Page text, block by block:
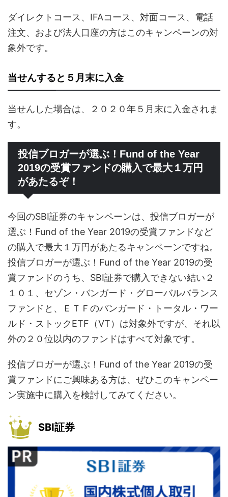
ダイレクトコース、IFAコース、対面コース、電話
注文、および法人口座の方はこのキャンペーンの対
象外です。
当せんすると５月末に入金
当せんした場合は、２０２０年５月末に入金されま
す。
投信ブロガーが選ぶ！Fund of the Year
2019の受賞ファンドの購入で最大１万円
があたるぞ！
今回のSBI証券のキャンペーンは、投信ブロガーが
選ぶ！Fund of the Year 2019の受賞ファンドなど
の購入で最大１万円があたるキャンペーンですね。
投信ブロガーが選ぶ！Fund of the Year 2019の受
賞ファンドのうち、SBI証券で購入できない結い２
１０１、セゾン・バンガード・グローバルバランス
ファンドと、ＥＴＦのバンガード・トータル・ワー
ルド・ストックETF（VT）は対象外ですが、それ以
外の２０位以内のファンドはすべて対象です。
投信ブロガーが選ぶ！Fund of the Year 2019の受
賞ファンドにご興味ある方は、ぜひこのキャンペー
ン実施中に購入を検討してみてください。
SBI証券